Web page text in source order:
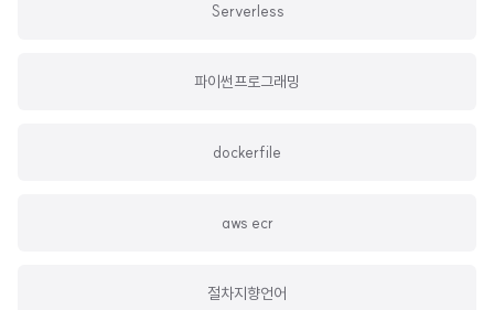
Serverless
파이썬프로그래밍
dockerfile
aws ecr
절차지향언어